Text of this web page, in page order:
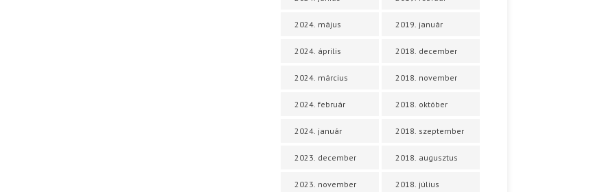
2024. május
2024. április
2024. március
2024. február
2024. január
2023. december
2023. november
2019. január
2018. december
2018. november
2018. október
2018. szeptember
2018. augusztus
2018. július